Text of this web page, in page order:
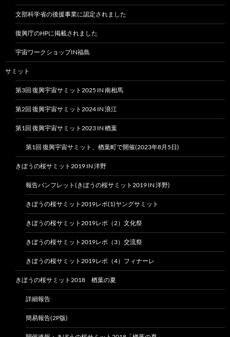
文部科学省の後援事業に認定されました
復興庁のHPに掲載されました
宇宙ワークショップIN福島
サミット
第3回 復興宇宙サミット2025 IN 南相馬
第2回 復興宇宙サミット2024 IN 浪江
第1回 復興宇宙サミット2023 IN 楢葉
第1回 復興宇宙サミット、楢葉町で開催(2023年8月5日)
きぼうの桜サミット2019 IN 洋野
報告パンフレット(きぼうの桜サミット2019 IN 洋野)
きぼうの桜サミット2019レポ(1)ヤングサミット
きぼうの桜サミット2019レポ（2）文化祭
きぼうの桜サミット2019レポ（3）交流祭
きぼうの桜サミット2019レポ（4）フィナーレ
きぼうの桜サミット2018 楢葉の夏
詳細報告
簡易報告(2P版)